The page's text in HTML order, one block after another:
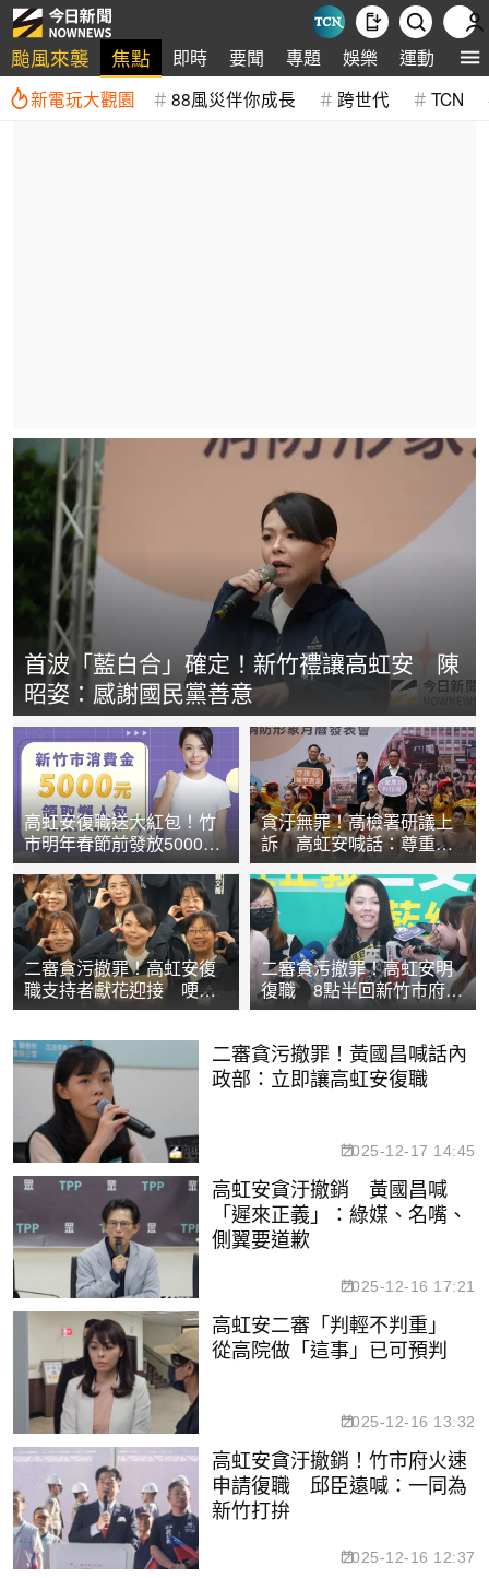
颱風來襲 焦點 即時 要聞 專題 娛樂 運動 全
新電玩大觀園 88風災伴你成長 跨世代 TCN
首波「藍白合」確定！新竹禮讓高虹安 陳
昭姿：感謝國民黨善意
高虹安復職送大紅包！竹
市明年春節前發放5000消
費金 懶人包在此
貪汙無罪！高檢署研議上
訴 高虹安喊話：尊重二
審判決
二審貪污撤罪！高虹安復
職支持者獻花迎接 哽咽
喊：我回來了
二審貪污撤罪！高虹安明
復職 8點半回新竹市府發
表談話
二審貪污撤罪！黃國昌喊話內
政部：立即讓高虹安復職
2025-12-17 14:45
高虹安貪汙撤銷 黃國昌喊
「遲來正義」：綠媒、名嘴、
側翼要道歉
2025-12-16 17:21
高虹安二審「判輕不判重」
從高院做「這事」已可預判
2025-12-16 13:32
高虹安貪汙撤銷！竹市府火速
申請復職 邱臣遠喊：一同為
新竹打拚
2025-12-16 12:37